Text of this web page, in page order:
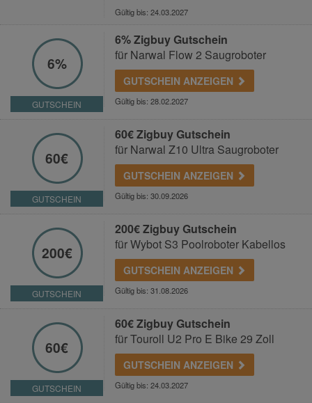
Gültig bis: 24.03.2027
6%
GUTSCHEIN
6% Zigbuy Gutschein
für Narwal Flow 2 Saugroboter
GUTSCHEIN ANZEIGEN
Gültig bis: 28.02.2027
60€
GUTSCHEIN
60€ Zigbuy Gutschein
für Narwal Z10 Ultra Saugroboter
GUTSCHEIN ANZEIGEN
Gültig bis: 30.09.2026
200€
GUTSCHEIN
200€ Zigbuy Gutschein
für Wybot S3 Poolroboter Kabellos
GUTSCHEIN ANZEIGEN
Gültig bis: 31.08.2026
60€
GUTSCHEIN
60€ Zigbuy Gutschein
für Touroll U2 Pro E Bike 29 Zoll
GUTSCHEIN ANZEIGEN
Gültig bis: 24.03.2027